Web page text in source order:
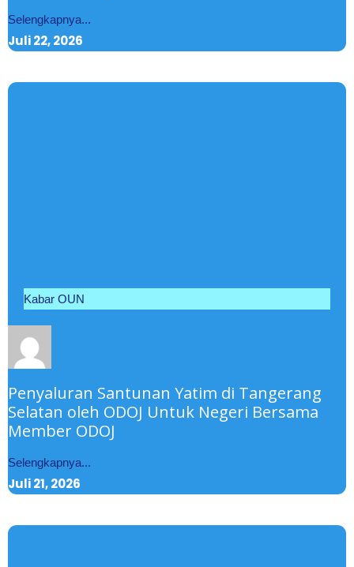
Selengkapnya...
Juli 22, 2026
Kabar OUN
Penyaluran Santunan Yatim di Tangerang
Selatan oleh ODOJ Untuk Negeri Bersama
Member ODOJ
Selengkapnya...
Juli 21, 2026